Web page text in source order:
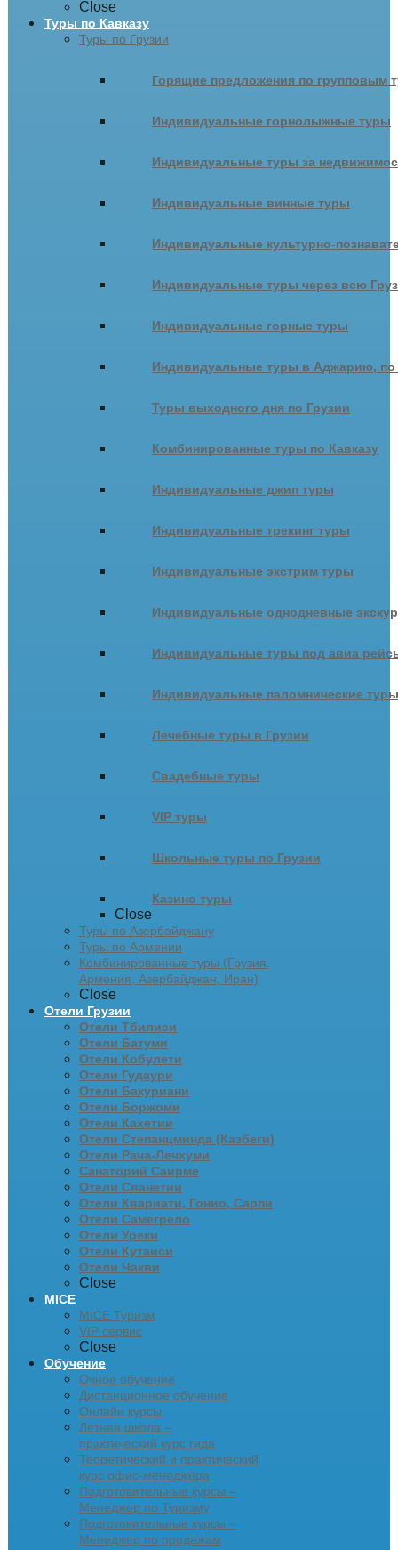
Close
Туры по Кавказу
Туры по Грузии
Горящие предложения по групповым
Индивидуальные горнолыжные туры
Индивидуальные туры за
Индивидуальные винные туры
Индивидуальные культурно-
Индивидуальные туры через всю
Индивидуальные горные туры
Индивидуальные туры в Аджарию,
Туры выходного дня по Грузии
Комбинированные туры по Кавказу
Индивидуальные джип туры
Индивидуальные трекинг туры
Индивидуальные экстрим туры
Индивидуальные однодневные
Индивидуальные туры под авиа
Индивидуальные паломнические туры
Лечебные туры в Грузии
Свадебные туры
VIP туры
Школьные туры по Грузии
Казино туры
Close
Туры по Азербайджану
Туры по Армении
Комбинированные туры (Грузия,
Армения, Азербайджан, Иран)
Close
Отели Грузии
Отели Тбилиси
Отели Батуми
Отели Кобулети
Отели Гудаури
Отели Бакуриани
Отели Боржоми
Отели Кахетии
Отели Степанцминда (Казбеги)
Отели Рача-Лечхуми
Санаторий Саирме
Отели Сванетии
Отели Квариати, Гонио, Сарпи
Отели Самегрело
Отели Уреки
Отели Кутаиси
Отели Чакви
Close
MICE
MICE Туризм
VIP сервис
Close
Обучение
Очное обучение
Дистанционное обучение
Онлайн курсы
Летняя школа –
практический курс гида
Теоретический и практический
курс офис-менеджера
Подготовительные курсы –
Менеджер по Туризму
Подготовительные курсы –
Менеджер по продажам